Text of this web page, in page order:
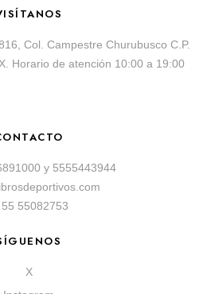
Col. Campestre Churubusco C.P.
Horario de atención 10:00 a 19:00
y 5555443944
55 55082753
X